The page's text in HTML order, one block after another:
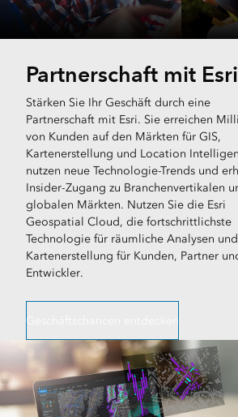
Technologie
Partnerschaft mit Esri
Stärken Sie Ihr Geschäft durch eine
Partnerschaft mit Esri. Sie erreichen
von Kunden auf den Märkten für GIS,
Kartenerstellung und Location
nutzen neue Technologie-Trends und
Insider-Zugang zu Branchenvertikalen
globalen Märkten. Nutzen Sie die Esri
Geospatial Cloud, die fortschrittlichste
Technologie für räumliche Analysen und
Kartenerstellung für Kunden, Partner
Entwickler.
Geschäftschancen entdecken